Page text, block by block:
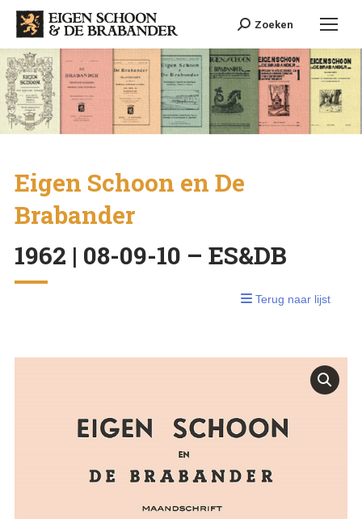
Search:Zoeken
Eigen Schoon en De
Brabander
1962 | 08-09-10 – ES&DB
Terug naar lijst